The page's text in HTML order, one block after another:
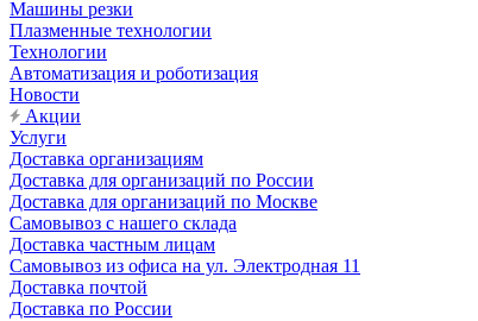
Машины резки
Плазменные технологии
Технологии
Автоматизация и роботизация
Новости
Акции
Услуги
Доставка организациям
Доставка для организаций по России
Доставка для организаций по Москве
Самовывоз с нашего склада
Доставка частным лицам
Самовывоз из офиса на ул. Электродная 11
Доставка почтой
Доставка по России